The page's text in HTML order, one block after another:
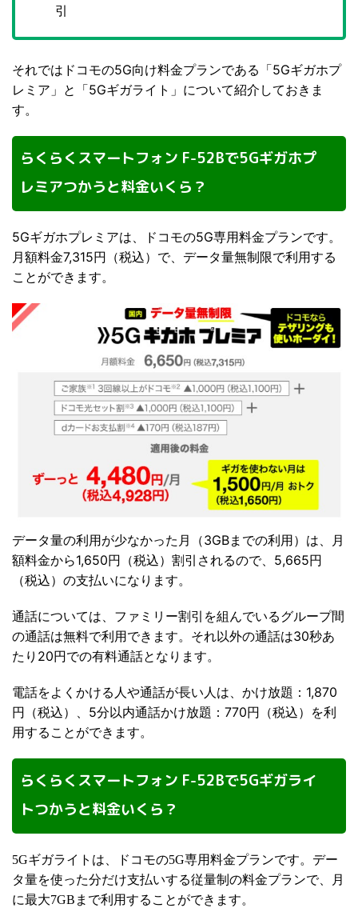
引
それではドコモの5G向け料金プランである「5Gギガホプ
レミア」と「5Gギガライト」について紹介しておきま
す。
らくらくスマートフォン F-52Bで5Gギガホプ
レミアつかうと料金いくら？
5Gギガホプレミアは、ドコモの5G専用料金プランです。
月額料金7,315円（税込）で、データ量無制限で利用する
ことができます。
データ量の利用が少なかった月（3GBまでの利用）は、月
額料金から1,650円（税込）割引されるので、5,665円
（税込）の支払いになります。
通話については、ファミリー割引を組んでいるグループ間
の通話は無料で利用できます。それ以外の通話は30秒あ
たり20円での有料通話となります。
電話をよくかける人や通話が長い人は、かけ放題：1,870
円（税込）、5分以内通話かけ放題：770円（税込）を利
用することができます。
らくらくスマートフォン F-52Bで5Gギガライ
トつかうと料金いくら？
5Gギガライトは、ドコモの5G専用料金プランです。デー
タ量を使った分だけ支払いする従量制の料金プランで、月
に最大7GB まで利用することができます。